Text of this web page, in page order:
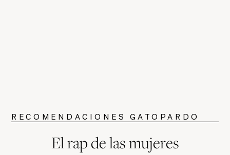
RECOMENDACIONES GATOPARDO
El rap de las mujeres